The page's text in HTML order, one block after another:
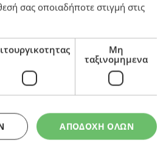
τον προσγείωσε σε πλωτή
σας οποιαδήποτε στιγμή στις
Μη
ταξινομημενα
ΑΠΟΔΟΧΗ ΟΛΩΝ